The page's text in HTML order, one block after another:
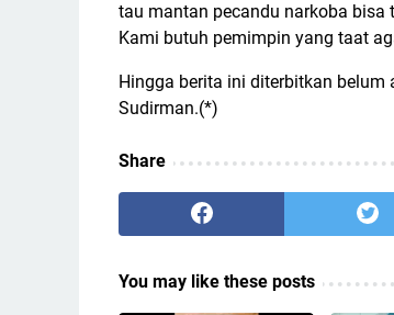
tau mantan pecandu narkoba bisa
Kami butuh pemimpin yang taat
Hingga berita ini diterbitkan belum
Sudirman.(*)
Share
You may like these posts